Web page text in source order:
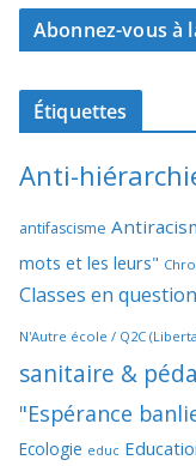
Abonnez-vous à
Étiquettes
Anti-
antifascisme
mots et les leurs"
Classes en
N'Autre école / Q2C
sanitaire &
"Espérance
Ecologie educ